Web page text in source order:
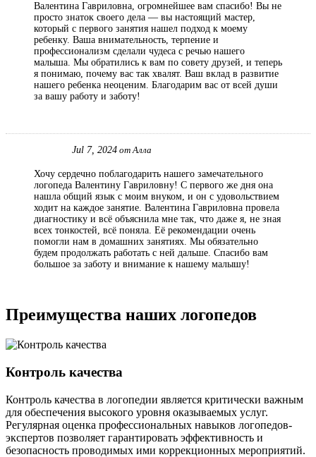
Валентина Гавриловна, огромнейшее вам спасибо! Вы не
просто знаток своего дела — вы настоящий мастер,
который с первого занятия нашел подход к моему
ребенку. Ваша внимательность, терпение и
профессионализм сделали чудеса с речью нашего
малыша. Мы обратились к вам по совету друзей, и теперь
я понимаю, почему вас так хвалят. Ваш вклад в развитие
нашего ребенка неоценим. Благодарим вас от всей души
за вашу работу и заботу!
Jul 7, 2024 от Алла
Хочу сердечно поблагодарить нашего замечательного
логопеда Валентину Гавриловну! С первого же дня она
нашла общий язык с моим внуком, и он с удовольствием
ходит на каждое занятие. Валентина Гавриловна провела
диагностику и всё объяснила мне так, что даже я, не зная
всех тонкостей, всё поняла. Её рекомендации очень
помогли нам в домашних занятиях. Мы обязательно
будем продолжать работать с ней дальше. Спасибо вам
большое за заботу и внимание к нашему малышу!
Преимущества наших логопедов
Контроль качества
Контроль качества в логопедии является критически важным
для обеспечения высокого уровня оказываемых услуг.
Регулярная оценка профессиональных навыков логопедов-
экспертов позволяет гарантировать эффективность и
безопасность проводимых ими коррекционных мероприятий.